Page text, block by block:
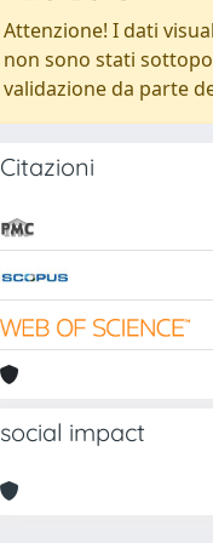
Attenzione! I dati
non sono stati
validazione da parte
Citazioni
social impact